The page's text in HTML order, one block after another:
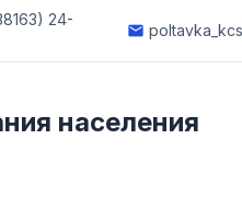
24-
email
населения